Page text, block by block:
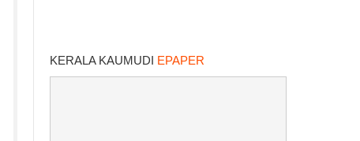
KERALA KAUMUDI EPAPER